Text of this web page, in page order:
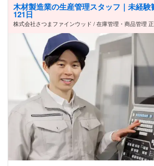
木材製造業の生産管理スタッフ｜未経験
121日
株式会社さつまファインウッド / 在庫管理・商品管理